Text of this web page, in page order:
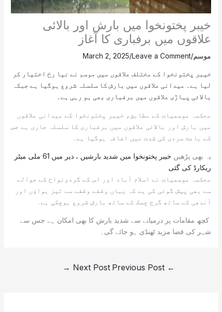
خیبر پختونخوا میں بارش اور بالائی
علاقوں میں برفباری کا آغاز
موسم/
Leave a Comment
/
March 2, 2025
خیبر پختونخوا کے مختلف علاقوں میں موسم نے نیا رخ اختیار کر
لیا ہے۔ میدانی علاقوں میں بارش کا سلسلہ شروع ہوگیا ہے جبکہ
بالائی پہاڑی علاقوں میں برفباری بھی ہو رہی ہے۔
محکمہ موسمیات کے مطابق، خیبر پختونخوا کے میدانی علاقوں
میں بارش اور بالائی علاقوں میں برفباری کا سلسلہ جاری ہے جس
کے باعث سردی کی شدت میں اضافہ ہوگیا ہے۔
یہ بھی پڑھیں
خیبر پختونخوا میں شدید بارشیں ، دیر میں 61 ملی میٹر
ریکارڈ کی گئی
محکمہ موسمیات نے اسلام آباد اور اس کے گردونواح کے حوالے
سے بھی پیش گوئی کی ہے کہ یہاں وقفے وقفے سے تیز ہواؤں اور
آندھی کے ساتھ گرج چمک کے ساتھ بارش شروع ہوچکی ہے۔
کچھ مقامات پر درمیانے سے شدید بارش کا بھی امکان ہے جس سے
شہر کی فضا مزید ٹھنڈی ہو جائے گی۔
←
Next Post
→